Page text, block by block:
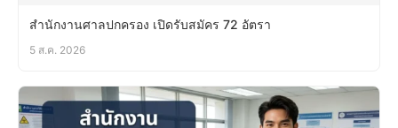
สำนักงานศาลปกครอง เปิดรับสมัคร 72 อัตรา
5 ส.ค. 2026